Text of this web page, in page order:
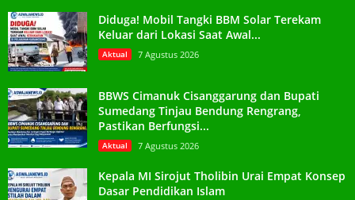
Diduga! Mobil Tangki BBM Solar Terekam
Keluar dari Lokasi Saat Awal...
Aktual 7 Agustus 2026
BBWS Cimanuk Cisanggarung dan Bupati
Sumedang Tinjau Bendung Rengrang,
Pastikan Berfungsi...
Aktual 7 Agustus 2026
Kepala MI Sirojut Tholibin Urai Empat Konsep
Dasar Pendidikan Islam